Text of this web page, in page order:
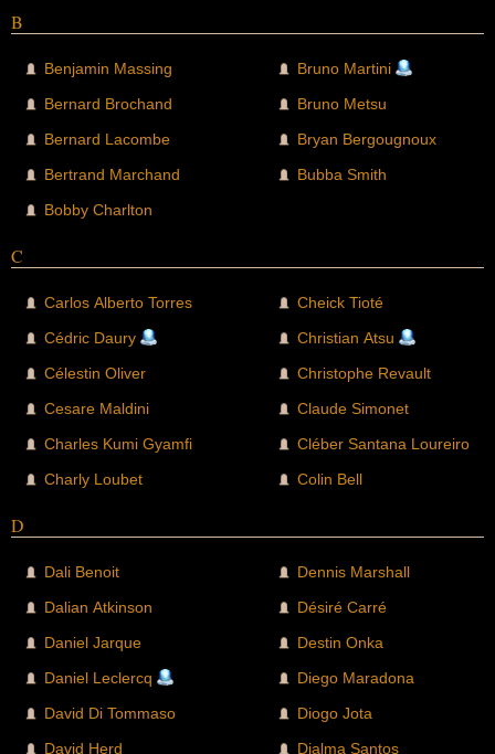
B
Benjamin Massing
Bernard Brochand
Bernard Lacombe
Bertrand Marchand
Bobby Charlton
Bruno Martini
Bruno Metsu
Bryan Bergougnoux
Bubba Smith
C
Carlos Alberto Torres
Cédric Daury
Célestin Oliver
Cesare Maldini
Charles Kumi Gyamfi
Charly Loubet
Cheick Tioté
Christian Atsu
Christophe Revault
Claude Simonet
Cléber Santana Loureiro
Colin Bell
D
Dali Benoit
Dalian Atkinson
Daniel Jarque
Daniel Leclercq
David Di Tommaso
David Herd
Dennis Marshall
Désiré Carré
Destin Onka
Diego Maradona
Diogo Jota
Djalma Santos